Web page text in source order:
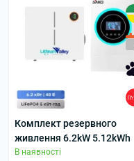
Комплект резервного
живлення 6.2kW 5.12kWh
В наявності